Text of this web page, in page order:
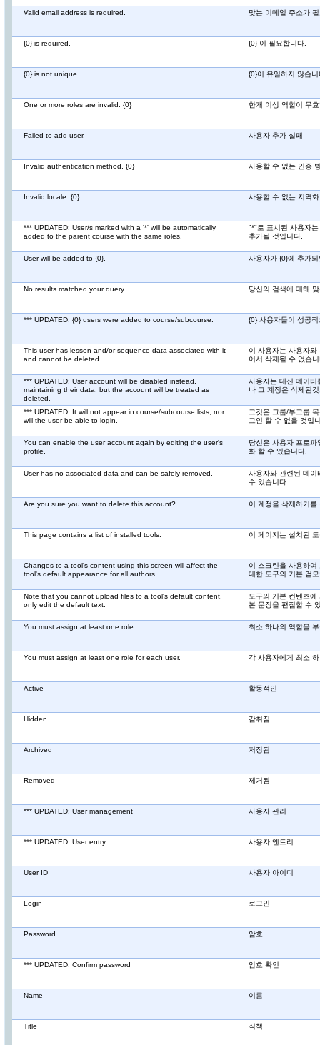
Valid email address is required. 맞는 이메일 주소가
{0} is required. {0} 이 필요합니다.
{0} is not unique. {0}이 유일하지 않습니
One or more roles are invalid. {0} 한개 이상 역할이 무
Failed to add user. 사용자 추가 실패
Invalid authentication method. {0} 사용할 수 없는 인증
Invalid locale. {0} 사용할 수 없는 지역
*** UPDATED: User/s marked with a '*' will be automatically
added to the parent course with the same roles.
"*"로 표시된 사용자
추가될 것입니다.
User will be added to {0}. 사용자가 {0}에 추가
No results matched your query. 당신의 검색에 대해
*** UPDATED: {0} users were added to course/subcourse. {0} 사용자들이 성공
This user has lesson and/or sequence data associated with it
and cannot be deleted.
이 사용자는 사용자
어서 삭제될 수 없습
*** UPDATED: User account will be disabled instead,
maintaining their data, but the account will be treated as
deleted.
사용자는 대신 데이터
나 그 계정은 삭제된
*** UPDATED: It will not appear in course/subcourse lists, nor
will the user be able to login.
그것은 그룹/부그룹
그인 할 수 없을 것입
You can enable the user account again by editing the user's
profile.
당신은 사용자 프로
화 할 수 있습니다.
User has no associated data and can be safely removed.
사용자와 관련된 데이
수 있습니다.
Are you sure you want to delete this account? 이 계정을 삭제하기를
This page contains a list of installed tools. 이 페이지는 설치된
Changes to a tool's content using this screen will affect the
tool's default appearance for all authors.
이 스크린을 사용하
대한 도구의 기본 겉
Note that you cannot upload files to a tool's default content,
only edit the default text.
도구의 기본 컨텐츠
본 문장을 편집할 수
You must assign at least one role. 최소 하나의 역할을
You must assign at least one role for each user. 각 사용자에게 최소
Active 활동적인
Hidden 감춰짐
Archived 저장됨
Removed 제거됨
*** UPDATED: User management 사용자 관리
*** UPDATED: User entry 사용자 엔트리
User ID 사용자 아이디
Login 로그인
Password 암호
*** UPDATED: Confirm password 암호 확인
Name 이름
Title 직책